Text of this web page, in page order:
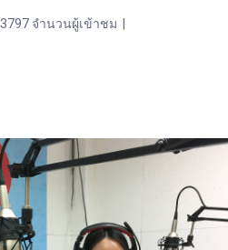
3797 จำนวนผู้เข้าชม